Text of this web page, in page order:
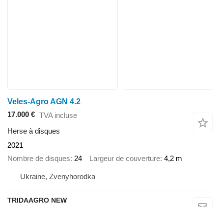
Veles-Agro AGN 4.2
17.000 € TVA incluse
Herse à disques
2021
Nombre de disques 24 Largeur de couverture 4,2 m
Ukraine, Zvenyhorodka
TRIDAAGRO NEW